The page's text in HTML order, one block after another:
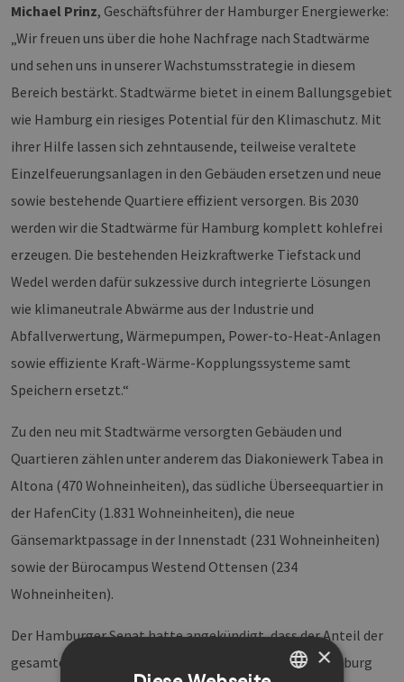
Michael Prinz, Geschäftsführer der Hamburger Energiewerke:
„Wir freuen uns über die hohe Nachfrage nach Stadtwärme
und sehen uns in unserer Wachstumsstrategie in diesem
Bereich bestärkt. Stadtwärme bietet in einem Ballungsgebiet
wie Hamburg ein riesiges Potential für den Klimaschutz. Mit
ihrer Hilfe lassen sich zehntausende, teilweise veraltete
Einzelfeuerungsanlagen in den Gebäuden ersetzen und neue
sowie bestehende Quartiere effizient versorgen. Bis 2030
werden wir die Stadtwärme für Hamburg komplett kohlefrei
erzeugen. Die bestehenden Heizkraftwerke Tiefstack und
Wedel werden dafür sukzessive durch integrierte Lösungen
wie klimaneutrale Abwärme aus der Industrie und
Abfallverwertung, Wärmepumpen, Power-to-Heat-Anlagen
sowie effiziente Kraft-Wärme-Kopplungssysteme samt
Speichern ersetzt.“
Zu den neu mit Stadtwärme versorgten Gebäuden und
Quartieren zählen unter anderem das Diakoniewerk Tabea in
Altona (470 Wohneinheiten), das südliche Überseequartier in
der HafenCity (1.831 Wohneinheiten), die neue
Gänsemarktpassage in der Innenstadt (231 Wohneinheiten)
sowie der Bürocampus Westend Ottensen (234
Wohneinheiten).
Der Hamburger Senat hatte angekündigt, dass der Anteil der
gesamten leitungsgebundenen Wärme der Stadt Hamburg
×